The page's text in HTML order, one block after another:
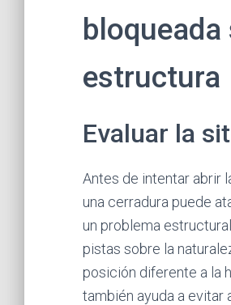
estructura
Evaluar la
Antes de intentar abrir
una cerradura puede
un problema
pistas sobre la
posición diferente a la
también ayuda a evitar